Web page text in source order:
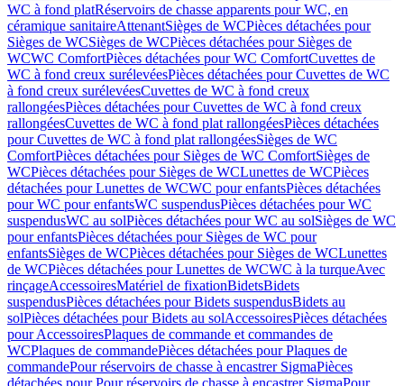
WC à fond platRéservoirs de chasse apparents pour WC, en
céramique sanitaireAttenantSièges de WCPièces détachées pour
Sièges de WCSièges de WCPièces détachées pour Sièges de
WCWC ComfortPièces détachées pour WC ComfortCuvettes de
WC à fond creux surélevéesPièces détachées pour Cuvettes de WC
à fond creux surélevéesCuvettes de WC à fond creux
rallongéesPièces détachées pour Cuvettes de WC à fond creux
rallongéesCuvettes de WC à fond plat rallongéesPièces détachées
pour Cuvettes de WC à fond plat rallongéesSièges de WC
ComfortPièces détachées pour Sièges de WC ComfortSièges de
WCPièces détachées pour Sièges de WCLunettes de WCPièces
détachées pour Lunettes de WCWC pour enfantsPièces détachées
pour WC pour enfantsWC suspendusPièces détachées pour WC
suspendusWC au solPièces détachées pour WC au solSièges de WC
pour enfantsPièces détachées pour Sièges de WC pour
enfantsSièges de WCPièces détachées pour Sièges de WCLunettes
de WCPièces détachées pour Lunettes de WCWC à la turqueAvec
rinçageAccessoiresMatériel de fixationBidetsBidets
suspendusPièces détachées pour Bidets suspendusBidets au
solPièces détachées pour Bidets au solAccessoiresPièces détachées
pour AccessoiresPlaques de commande et commandes de
WCPlaques de commandePièces détachées pour Plaques de
commandePour réservoirs de chasse à encastrer SigmaPièces
détachées pour Pour réservoirs de chasse à encastrer SigmaPour